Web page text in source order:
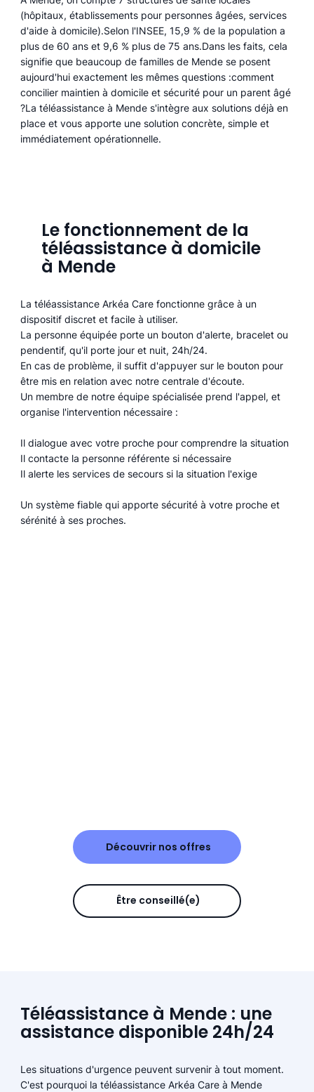
(hôpitaux, établissements pour personnes âgées, services
d'aide à domicile).Selon l'INSEE, 15,9 % de la population a
plus de 60 ans et 9,6 % plus de 75 ans.Dans les faits, cela
signifie que beaucoup de familles de Mende se posent
aujourd'hui exactement les mêmes questions :comment
concilier maintien à domicile et sécurité pour un parent âgé
?La téléassistance à Mende s'intègre aux solutions déjà en
place et vous apporte une solution concrète, simple et
immédiatement opérationnelle.
Découvrir nos offres
Être conseillé(e)
Le fonctionnement de la
téléassistance à domicile
à Mende
La téléassistance Arkéa Care fonctionne grâce à un
dispositif discret et facile à utiliser.
La personne équipée porte un bouton d'alerte, bracelet ou
pendentif, qu'il porte jour et nuit, 24h/24.
En cas de problème, il suffit d'appuyer sur le bouton pour
être mis en relation avec notre centrale d'écoute.
Un membre de notre équipe spécialisée prend l'appel, et
organise l'intervention nécessaire :
Il dialogue avec votre proche pour comprendre la situation
Il contacte la personne référente si nécessaire
Il alerte les services de secours si la situation l'exige
Un système fiable qui apporte sécurité à votre proche et
sérénité à ses proches.
Téléassistance à Mende : une
assistance disponible 24h/24
Les situations d'urgence peuvent survenir à tout moment.
C'est pourquoi la téléassistance Arkéa Care à Mende